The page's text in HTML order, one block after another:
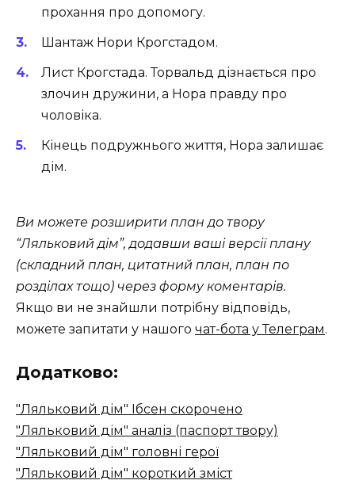
прохання про допомогу.
Шантаж Нори Крогстадом.
Лист Крогстада. Торвальд дізнається про
злочин дружини, а Нора правду про
чоловіка.
Кінець подружнього життя, Нора залишає
дім.
Ви можете розширити план до твору
“Ляльковий дім”, додавши ваші версії плану
(складний план, цитатний план, план по
розділах тощо) через форму коментарів.
Якщо ви не знайшли потрібну відповідь,
можете запитати у нашого чат-бота у Телеграм.
Додатково:
"Ляльковий дім" Ібсен скорочено
"Ляльковий дім" аналіз (паспорт твору)
"Ляльковий дім" головні герої
"Ляльковий дім" короткий зміст